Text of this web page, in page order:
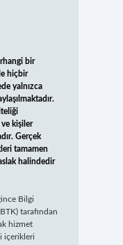
bir
hiçbir
yalnızca
kişiler
Gerçek
tamamen
halindedir
Bilgi
tarafından
hizmet
içerikleri